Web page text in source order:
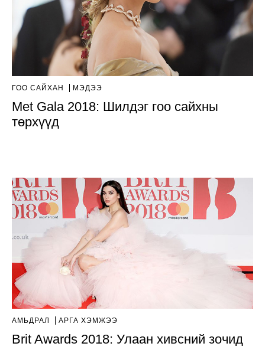
ГОО САЙХАН МЭДЭЭ
Met Gala 2018: Шилдэг гоо сайхны
төрхүүд
АМЬДРАЛ АРГА ХЭМЖЭЭ
Brit Awards 2018: Улаан хивсний зочид